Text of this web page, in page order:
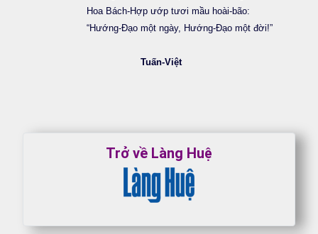
Hoa Bách-Hợp ướp tươi mầu hoài-bão:
“Hướng-Đạo một ngày, Hướng-Đạo một đời!”
Tuấn-Việt
Trở về Làng Huệ